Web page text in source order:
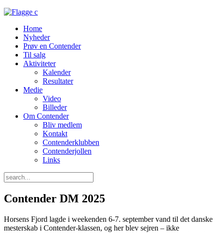
Home
Nyheder
Prøv en Contender
Til salg
Aktiviteter
Kalender
Resultater
Medie
Video
Billeder
Om Contender
Bliv medlem
Kontakt
Contenderklubben
Contenderjollen
Links
Contender DM 2025
Horsens Fjord lagde i weekenden 6-7. september vand til det danske
mesterskab i Contender-klassen, og her blev sejren – ikke